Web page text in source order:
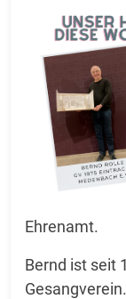
Ehrenamt.
Bernd ist seit